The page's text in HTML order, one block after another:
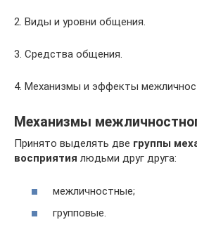
2. Виды и уровни общения.
3. Средства общения.
4. Механизмы и эффекты
Механизмы
Принято выделять две группы
восприятия людьми друг друга:
межличностные;
групповые.